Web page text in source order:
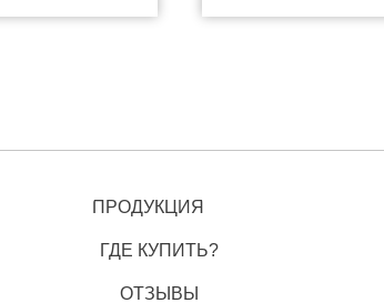
ПРОДУКЦИЯ
ГДЕ КУПИТЬ?
ОТЗЫВЫ